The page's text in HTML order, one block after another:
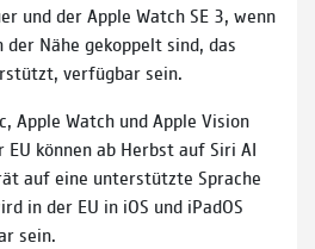
und der Apple Watch SE 3, wenn
Nähe gekoppelt sind, das
verfügbar sein.
Apple Watch und Apple Vision
können ab Herbst auf Siri AI
auf eine unterstützte Sprache
in der EU in iOS und iPadOS
sein.